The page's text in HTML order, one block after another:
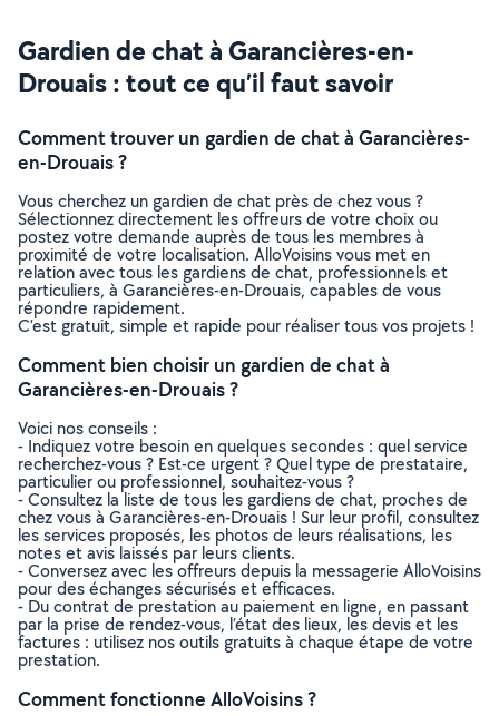
Gardien de chat à Garancières-en-
Drouais : tout ce qu’il faut savoir
Comment trouver un gardien de chat à Garancières-
en-Drouais ?
Vous cherchez un gardien de chat près de chez vous ?
Sélectionnez directement les offreurs de votre choix ou
postez votre demande auprès de tous les membres à
proximité de votre localisation. AlloVoisins vous met en
relation avec tous les gardiens de chat, professionnels et
particuliers, à Garancières-en-Drouais, capables de vous
répondre rapidement.
C’est gratuit, simple et rapide pour réaliser tous vos projets !
Comment bien choisir un gardien de chat à
Garancières-en-Drouais ?
Voici nos conseils :
- Indiquez votre besoin en quelques secondes : quel service
recherchez-vous ? Est-ce urgent ? Quel type de prestataire,
particulier ou professionnel, souhaitez-vous ?
- Consultez la liste de tous les gardiens de chat, proches de
chez vous à Garancières-en-Drouais ! Sur leur profil, consultez
les services proposés, les photos de leurs réalisations, les
notes et avis laissés par leurs clients.
- Conversez avec les offreurs depuis la messagerie AlloVoisins
pour des échanges sécurisés et efficaces.
- Du contrat de prestation au paiement en ligne, en passant
par la prise de rendez-vous, l’état des lieux, les devis et les
factures : utilisez nos outils gratuits à chaque étape de votre
prestation.
Comment fonctionne AlloVoisins ?